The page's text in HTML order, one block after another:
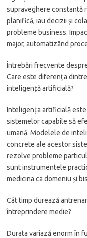
supraveghere constantă
planifică, iau decizii și
probleme business.
major, automatizând
Întrebări frecvente
Care este diferența
inteligență artificială?
Inteligența artificială este
sistemelor capabile să
umană. Modelele de
concrete ale acestor
rezolve probleme
sunt instrumentele
medicina ca domeniu și
Cât timp durează
întreprindere medie?
Durata variază enorm în